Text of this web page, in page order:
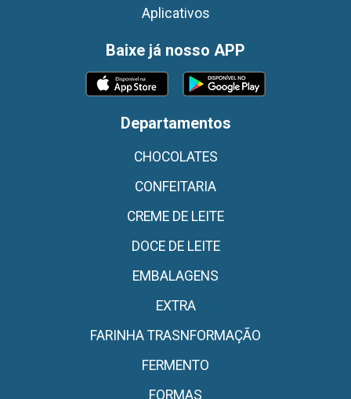
Aplicativos
Baixe já nosso APP
Departamentos
CHOCOLATES
CONFEITARIA
CREME DE LEITE
DOCE DE LEITE
EMBALAGENS
EXTRA
FARINHA TRASNFORMAÇÃO
FERMENTO
FORMAS